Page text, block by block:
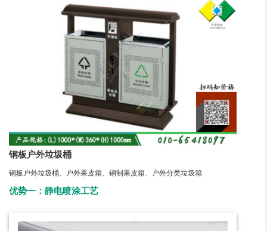
钢板户外垃圾桶
钢板户外垃圾桶、户外果皮箱、钢制果皮箱、户外分类垃圾箱
优势一：静电喷涂工艺